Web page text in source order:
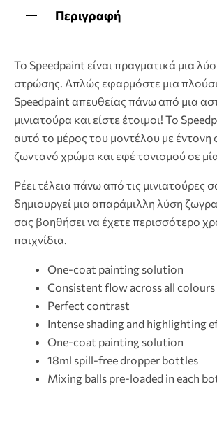
Περιγραφή
Το Speedpaint είναι πραγματικά μια
στρώσης. Απλώς εφαρμόστε μια
Speedpaint απευθείας πάνω από μια
μινιατούρα και είστε έτοιμοι! Το
αυτό το μέρος του μοντέλου με έντονη
ζωντανό χρώμα και εφέ τονισμού σε
Ρέει τέλεια πάνω από τις μινιατούρες
δημιουργεί μια απαράμιλλη λύση
σας βοηθήσει να έχετε περισσότερο
παιχνίδια.
One-coat painting solution
Consistent flow across all colours
Perfect contrast
Intense shading and highlighting
One-coat painting solution
18ml spill-free dropper bottles
Mixing balls pre-loaded in each